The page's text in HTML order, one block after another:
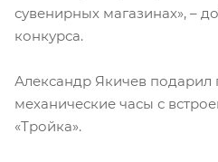
сувенирных магазинах», –
конкурса.
Александр Якичев
механические часы с
«Тройка».